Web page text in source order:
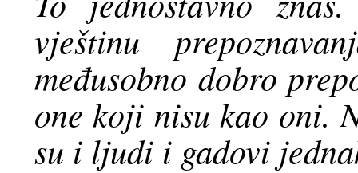
vještinu
međusobno dobro
one koji nisu kao oni.
su i ljudi i gadovi